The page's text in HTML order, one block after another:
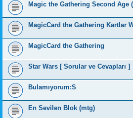
Magic the Gathering Second Age (
MagicCard the Gathering Kartlar
MagicCard the Gathering
Star Wars [ Sorular ve Cevapları ]
Bulamıyorum:S
En Sevilen Blok (mtg)